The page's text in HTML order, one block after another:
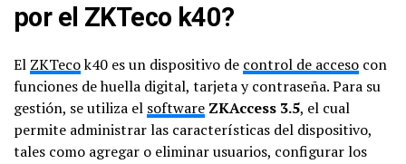
por el ZKTeco k40?
El ZKTecok40 es un dispositivo de control de acceso con
funciones de huella digital, tarjeta y contraseña. Para su
gestión, se utiliza el software ZKAccess 3.5, el cual
permite administrar las características del dispositivo,
tales como agregar o eliminar usuarios, configurar los